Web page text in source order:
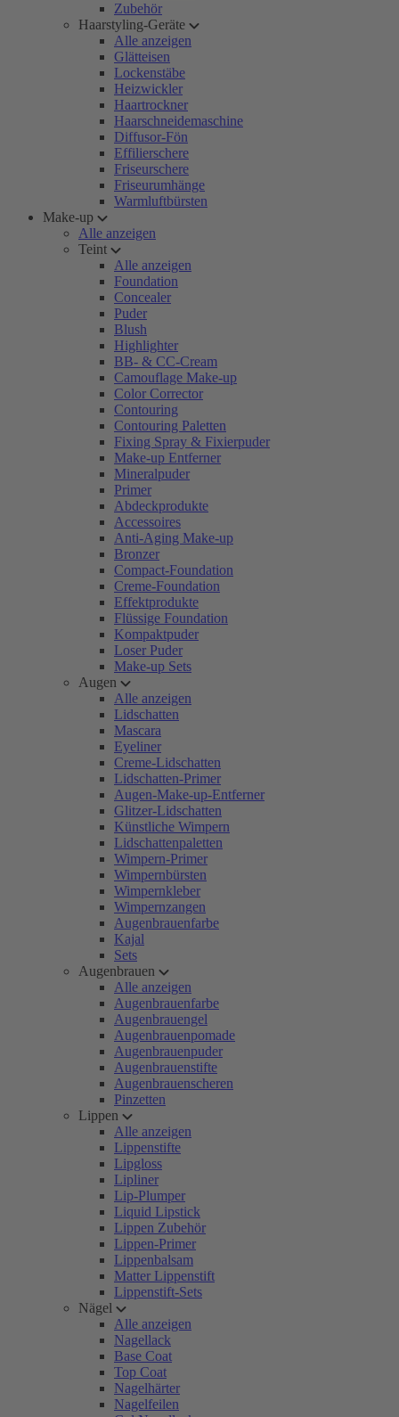
Zubehör
Haarstyling-Geräte
Alle anzeigen
Glätteisen
Lockenstäbe
Heizwickler
Haartrockner
Haarschneidemaschine
Diffusor-Fön
Effilierschere
Friseurschere
Friseurumhänge
Warmluftbürsten
Make-up
Alle anzeigen
Teint
Alle anzeigen
Foundation
Concealer
Puder
Blush
Highlighter
BB- & CC-Cream
Camouflage Make-up
Color Corrector
Contouring
Contouring Paletten
Fixing Spray & Fixierpuder
Make-up Entferner
Mineralpuder
Primer
Abdeckprodukte
Accessoires
Anti-Aging Make-up
Bronzer
Compact-Foundation
Creme-Foundation
Effektprodukte
Flüssige Foundation
Kompaktpuder
Loser Puder
Make-up Sets
Augen
Alle anzeigen
Lidschatten
Mascara
Eyeliner
Creme-Lidschatten
Lidschatten-Primer
Augen-Make-up-Entferner
Glitzer-Lidschatten
Künstliche Wimpern
Lidschattenpaletten
Wimpern-Primer
Wimpernbürsten
Wimpernkleber
Wimpernzangen
Augenbrauenfarbe
Kajal
Sets
Augenbrauen
Alle anzeigen
Augenbrauenfarbe
Augenbrauengel
Augenbrauenpomade
Augenbrauenpuder
Augenbrauenstifte
Augenbrauenscheren
Pinzetten
Lippen
Alle anzeigen
Lippenstifte
Lipgloss
Lipliner
Lip-Plumper
Liquid Lipstick
Lippen Zubehör
Lippen-Primer
Lippenbalsam
Matter Lippenstift
Lippenstift-Sets
Nägel
Alle anzeigen
Nagellack
Base Coat
Top Coat
Nagelhärter
Nagelfeilen